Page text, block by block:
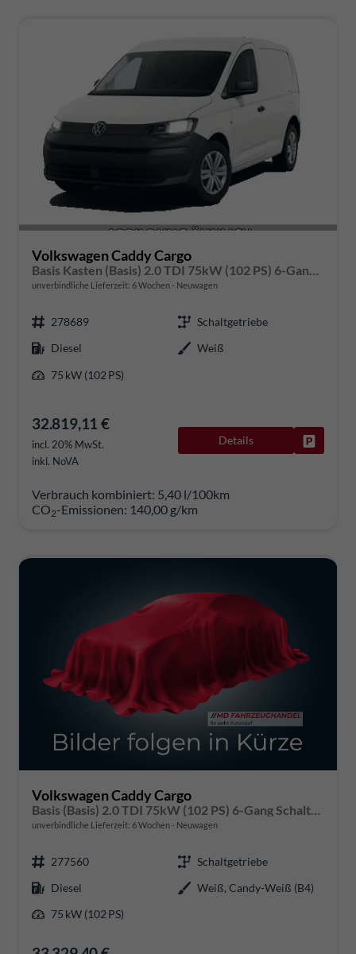
Volkswagen Caddy Cargo
Basis Kasten (Basis) 2.0 TDI 75kW (102 PS) 6-Gang-Schaltgetriebe
unverbindliche Lieferzeit: 6 Wochen Neuwagen
278689
Schaltgetriebe
Diesel
Weiß
75 kW (102 PS)
32.819,11 €
incl. 20% MwSt.
inkl. NoVA
Details
Verbrauch kombiniert: 5,40 l/100km
CO2-Emissionen: 140,00 g/km
Volkswagen Caddy Cargo
Basis (Basis) 2.0 TDI 75kW (102 PS) 6-Gang Schaltgetriebe
unverbindliche Lieferzeit: 6 Wochen Neuwagen
277560
Schaltgetriebe
Diesel
Weiß, Candy-Weiß (B4)
75 kW (102 PS)